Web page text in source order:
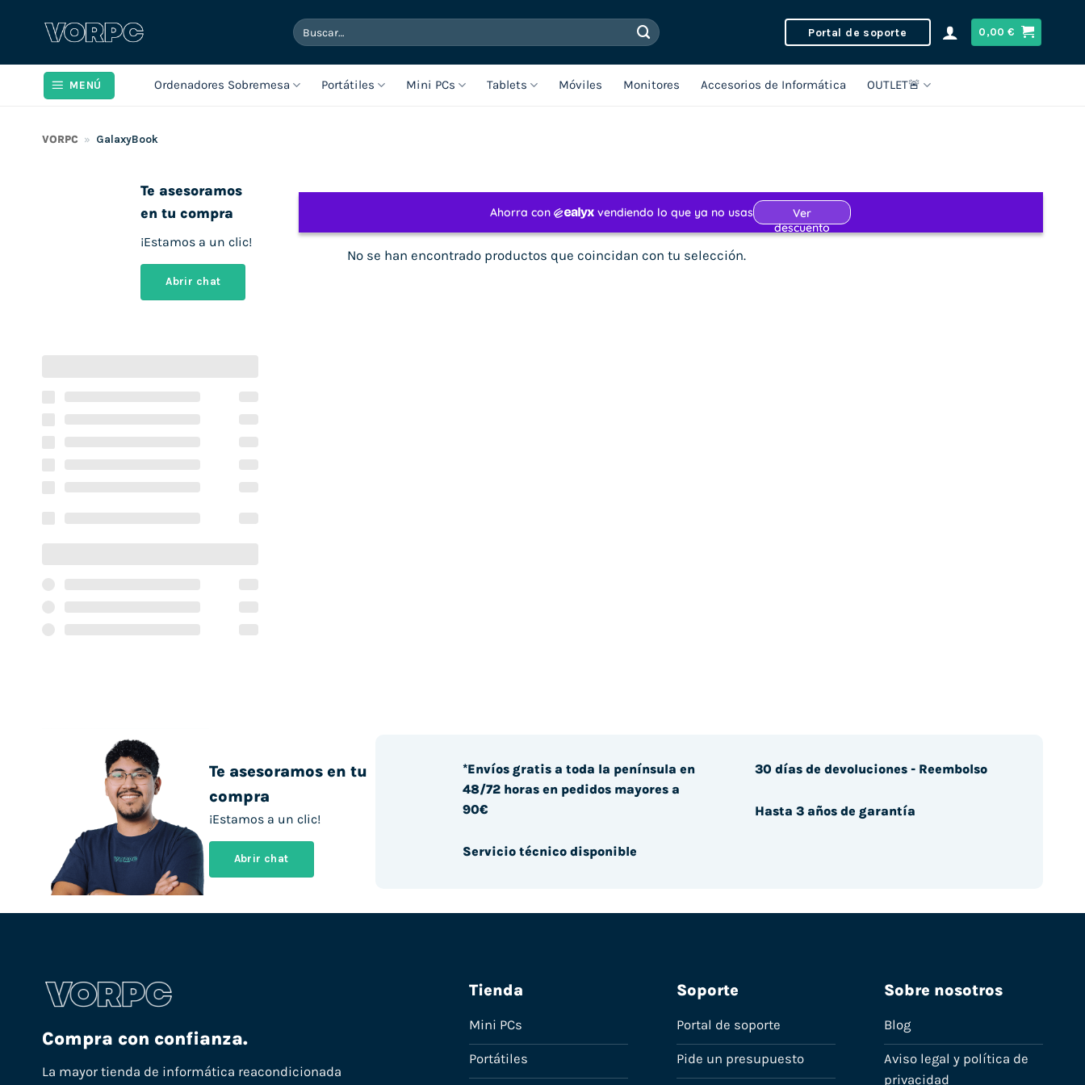
Buscar
por:
Portal de soporte 0,00€
MENÚ Ordenadores Sobremesa Portátiles Mini PCs Tablets Móviles Monitores Accesorios de Informática OUTLET🚨
VORPC » GalaxyBook
Te asesoramos
en tu compra
¡Estamos a un clic!
Abrir chat
No se han encontrado productos que coincidan con tu selección.
Te asesoramos en tu
compra
¡Estamos a un clic!
Abrir chat
*Envíos gratis a toda la península en
48/72 horas en pedidos mayores a
90€
Servicio técnico disponible
30 días de devoluciones - Reembolso
Hasta 3 años de garantía
Compra con confianza.
La mayor tienda de informática reacondicionada
Tienda
Mini PCs
Portátiles
Soporte
Portal de soporte
Pide un presupuesto
Sobre nosotros
Blog
Aviso legal y política de
privacidad